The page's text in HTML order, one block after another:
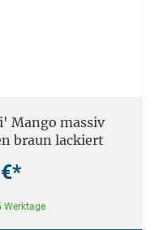
Mango massiv
braun lackiert
Werktage